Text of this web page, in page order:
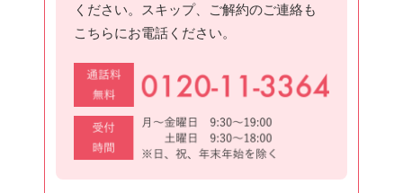
ください。スキップ、ご解約のご連絡も
こちらにお電話ください。